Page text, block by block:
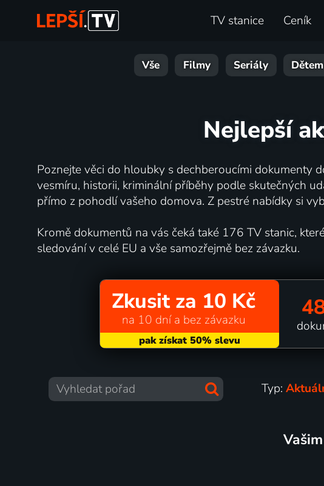
TV stanice Ceník
Vše Filmy Seriály Dětem
Nejlepší
Poznejte věci do hloubky s dechberoucími dokumenty
vesmíru, historii, kriminální příběhy podle skutečných
přímo z pohodlí vašeho domova. Z pestré nabídky si
Kromě dokumentů na vás čeká také 176 TV stanic,
sledování v celé EU a vše samozřejmě bez závazku.
Zkusit za 10 Kč
na 10 dní a bez závazku
Typ: